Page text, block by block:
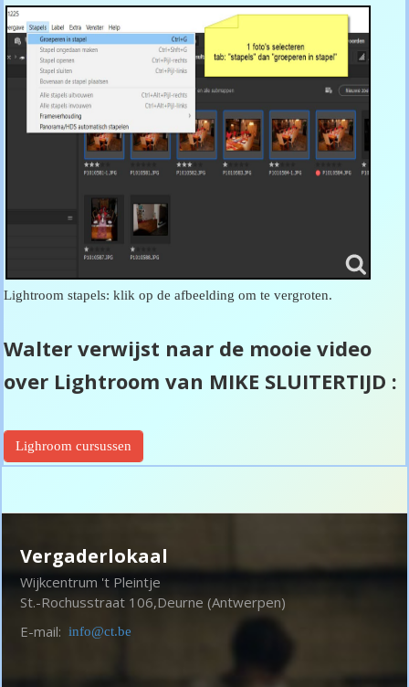
Lightroom stapels: klik op de afbeelding om te vergroten.
Walter verwijst naar de mooie video
over Lightroom van MIKE SLUITERTIJD :
Lighroom cursussen
Vergaderlokaal
Wijkcentrum 't Pleintje
St.-Rochusstraat 106,Deurne (Antwerpen)
E-mail: info@ct.be